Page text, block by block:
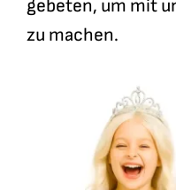
gebeten, um mit
zu machen.